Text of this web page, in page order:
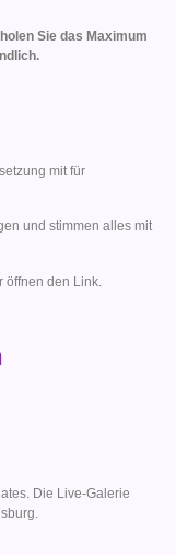
Sie das Maximum
mit für
und stimmen alles mit
den Link.
Die Live-Galerie